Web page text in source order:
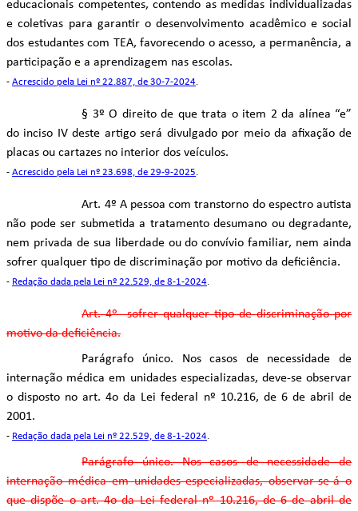
educacionais competentes, contendo as medidas individualizadas
e coletivas para garantir o desenvolvimento acadêmico e social
dos estudantes com TEA, favorecendo o acesso, a permanência, a
participação e a aprendizagem nas escolas.
- Acrescido pela Lei nº 22.887, de 30-7-2024.
§ 3º O direito de que trata o item 2 da alínea “e”
do inciso IV deste artigo será divulgado por meio da afixação de
placas ou cartazes no interior dos veículos.
- Acrescido pela Lei nº 23.698, de 29-9-2025.
Art. 4º A pessoa com transtorno do espectro autista
não pode ser submetida a tratamento desumano ou degradante,
nem privada de sua liberdade ou do convívio familiar, nem ainda
sofrer qualquer tipo de discriminação por motivo da deficiência.
- Redação dada pela Lei nº 22.529, de 8-1-2024.
Art. 4º sofrer qualquer tipo de discriminação por
motivo da deficiência.
Parágrafo único. Nos casos de necessidade de
internação médica em unidades especializadas, deve-se observar
o disposto no art. 4o da Lei federal nº 10.216, de 6 de abril de
2001.
- Redação dada pela Lei nº 22.529, de 8-1-2024.
Parágrafo único. Nos casos de necessidade de
internação médica em unidades especializadas, observar-se-á o
que dispõe o art. 4o da Lei federal nº 10.216, de 6 de abril de